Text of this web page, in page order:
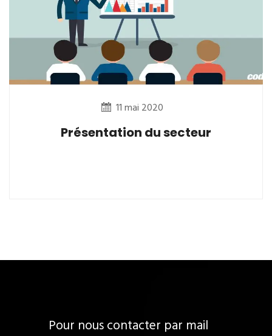
11 mai 2020
Présentation du secteur
Pour nous contacter par mail